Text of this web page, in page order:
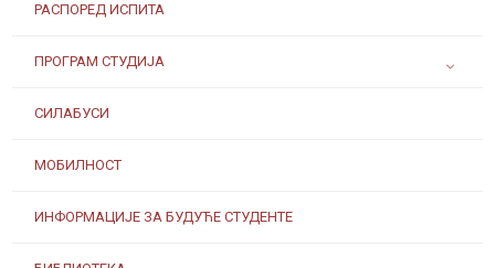
РАСПОРЕД ИСПИТА
ПРОГРАМ СТУДИЈА
СИЛАБУСИ
МОБИЛНОСТ
ИНФОРМАЦИЈЕ ЗА БУДУЋЕ СТУДЕНТЕ